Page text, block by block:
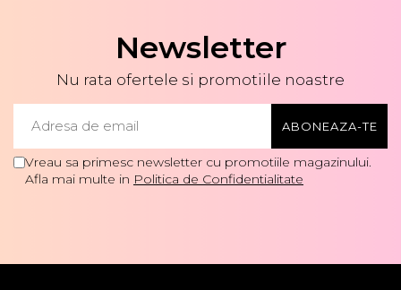
Newsletter
Nu rata ofertele si promotiile noastre
Vreau sa primesc newsletter cu promotiile magazinului.
Afla mai multe in Politica de Confidentialitate